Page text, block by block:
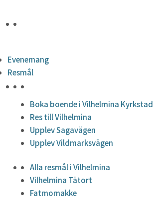
Evenemang
Resmål
Boka boende i Vilhelmina Kyrkstad
Res till Vilhelmina
Upplev Sagavägen
Upplev Vildmarksvägen
Alla resmål i Vilhelmina
Vilhelmina Tätort
Fatmomakke